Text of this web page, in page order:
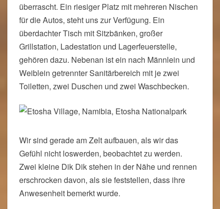
überrascht. Ein riesiger Platz mit mehreren Nischen
für die Autos, steht uns zur Verfügung. Ein
überdachter Tisch mit Sitzbänken, großer
Grillstation, Ladestation und Lagerfeuerstelle,
gehören dazu. Nebenan ist ein nach Männlein und
Weiblein getrennter Sanitärbereich mit je zwei
Toiletten, zwei Duschen und zwei Waschbecken.
Wir sind gerade am Zelt aufbauen, als wir das
Gefühl nicht loswerden, beobachtet zu werden.
Zwei kleine Dik Dik stehen in der Nähe und rennen
erschrocken davon, als sie feststellen, dass ihre
Anwesenheit bemerkt wurde.